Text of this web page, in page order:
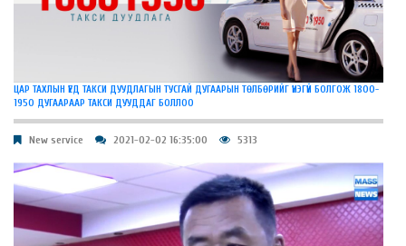
ЦАР ТАХЛЫН ҮЕД ТАКСИ ДУУДЛАГЫН ТУСГАЙ ДУГААРЫН ТӨЛБӨРИЙГ ҮНЭГҮЙ БОЛГОЖ 1800-
1950 ДУГААРААР ТАКСИ ДУУДДАГ БОЛЛОО
New service 2021-02-02 16:35:00 5313